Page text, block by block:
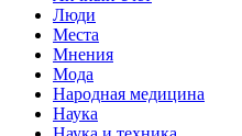
Люди
Места
Мнения
Мода
Народная медицина
Наука